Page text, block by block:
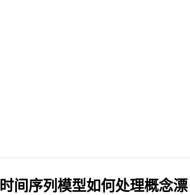
时间序列模型如何处理概念漂